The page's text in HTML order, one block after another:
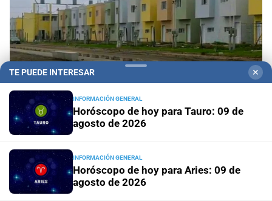
Santa Fe ciudadEsmeralda Este II: la Villa
Suramericana que después de los Juegos será
hogar de 346 familias
"Geriátrico del horror" ¿Qué pasó con el Observatorio
TE PUEDE INTERESAR ✕
INFORMACIÓN GENERAL
Horóscopo de hoy para Tauro: 09 de
agosto de 2026
INFORMACIÓN GENERAL
Horóscopo de hoy para Aries: 09 de
agosto de 2026